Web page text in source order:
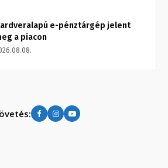
e-pénztárgép jelent
a piacon